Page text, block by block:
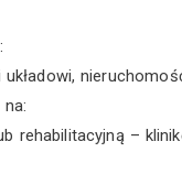
rehabilitacyjną –